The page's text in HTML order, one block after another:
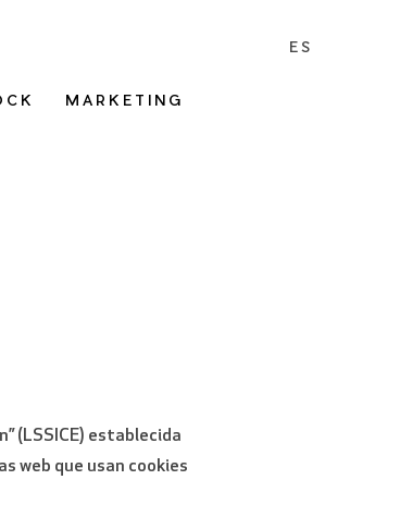
MARKETING
ES
(LSSICE) establecida
web que usan cookies